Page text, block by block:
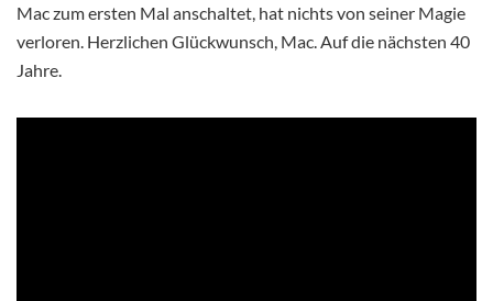
Mac zum ersten Mal anschaltet, hat nichts von seiner Magie
verloren. Herzlichen Glückwunsch, Mac. Auf die nächsten 40
Jahre.